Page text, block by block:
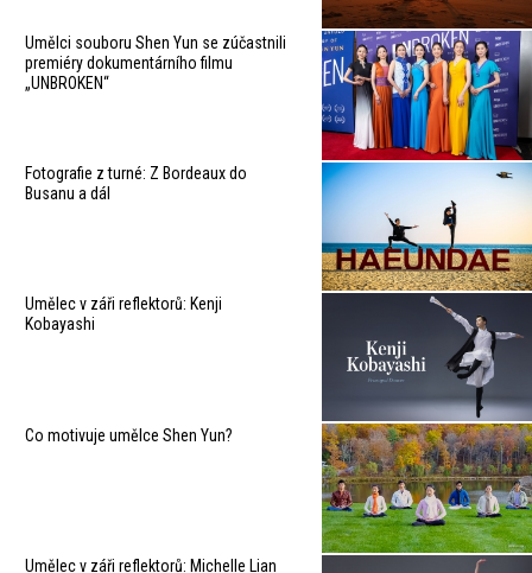
Umělci souboru Shen Yun se zúčastnili
premiéry dokumentárního filmu
„UNBROKEN“
Fotografie z turné: Z Bordeaux do
Busanu a dál
Umělec v záři reflektorů: Kenji
Kobayashi
Co motivuje umělce Shen Yun?
Umělec v záři reflektorů: Michelle Lian